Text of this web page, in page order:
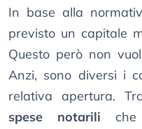
In base alla
previsto un capitale
Questo però non
Anzi, sono diversi i
relativa apertura.
spese notarili che